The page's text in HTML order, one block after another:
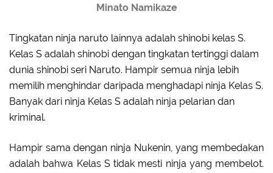
Minato Namikaze
Tingkatan ninja naruto lainnya adalah shinobi kelas S.
Kelas S adalah shinobi dengan tingkatan tertinggi dalam
dunia shinobi seri Naruto. Hampir semua ninja lebih
memilih menghindar daripada menghadapi ninja Kelas S.
Banyak dari ninja Kelas S adalah ninja pelarian dan
kriminal.
Hampir sama dengan ninja Nukenin, yang membedakan
adalah bahwa Kelas S tidak mesti ninja yang membelot.